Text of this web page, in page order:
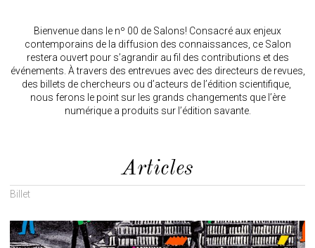
Bienvenue dans le nº 00 de Salons! Consacré aux enjeux
contemporains de la diffusion des connaissances, ce Salon
restera ouvert pour s’agrandir au fil des contributions et des
événements. À travers des entrevues avec des directeurs de revues,
des billets de chercheurs ou d’acteurs de l’édition scientifique,
nous ferons le point sur les grands changements que l’ère
numérique a produits sur l’édition savante.
Articles
Billet